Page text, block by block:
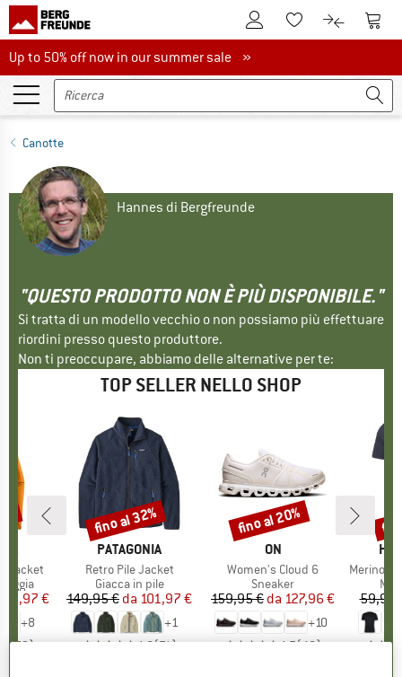
Al conto clienteAlla lista
Al Al
Up to 50% off now in our summer sale
Up to 50% off now in our summer sale »
Canotte
Hannes di Bergfreunde
"QUESTO PRODOTTO NON È PIÙ DISPONIBILE."
Si tratta di un modello vecchio o non possiamo più effettuare
riordini presso questo produttore.
Non ti preoccupare, abbiamo delle alternative per te:
TOP SELLER NELLO SHOP
Jacket
ridotto
€
+8
(79)
MARCHIO
PATAGONIA
Articolo
Retro Pile Jacket
Gruppo di prodotti
Giacca in pile
Prezzo
149,95 € Prezzo ridotto
da 101,97 €
+1
4,6(71 )
Sconto
fino al 32%
MARCHIO
ON
Articolo
Women's Cloud 6
Gruppo di prodotti
Sneaker
Prezzo
159,95 € Prezzo ridotto
da 127,96 €
+10
4,7( 48)
Sconto
fino al 20%
Articolo
MerinoMix150
59,95